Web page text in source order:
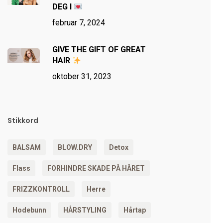
DEG I
februar 7, 2024
GIVE THE GIFT OF GREAT
HAIR
oktober 31, 2023
Stikkord
BALSAM BLOW.DRY Detox
Flass FORHINDRE SKADE PÅ HÅRET
FRIZZKONTROLL Herre
Hodebunn HÅRSTYLING Hårtap